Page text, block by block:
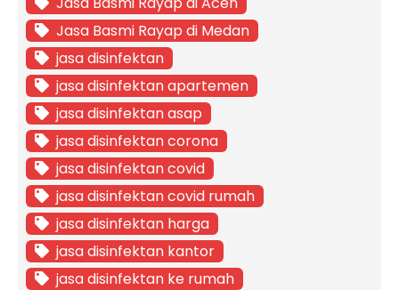
Jasa Basmi Rayap di Medan
jasa disinfektan
jasa disinfektan apartemen
jasa disinfektan asap
jasa disinfektan corona
jasa disinfektan covid
jasa disinfektan covid rumah
jasa disinfektan harga
jasa disinfektan kantor
jasa disinfektan ke rumah